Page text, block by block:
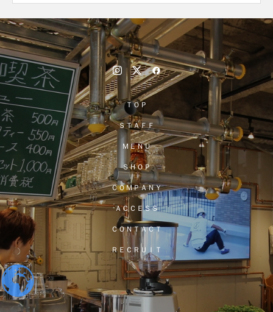
ＴＯＰ
ＳＴＡＦＦ
ＭＥＮＵ
ＳＨＯＰ
ＣＯＭＰＡＮＹ
ＡＣＣＥＳＳ
ＣＯＮＴＡＣＴ
ＲＥＣＲＵＩＴ